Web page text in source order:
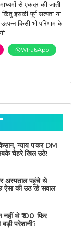
से एकत्र की जाती
इसकी पूर्ण सत्यता या
किसी भी परिणाम के
WhatsApp
न्याय पाकर DM
चेहरे खिल उठे!
अस्पताल पहुंचे थे
की उठ रहे सवाल
थे ₹100, फिर
बड़ी परेशानी?